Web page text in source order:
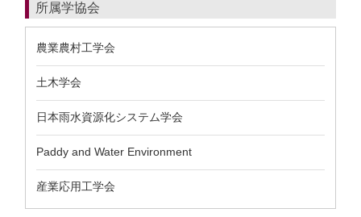
所属学協会
農業農村工学会
土木学会
日本雨水資源化システム学会
Paddy and Water Environment
産業応用工学会